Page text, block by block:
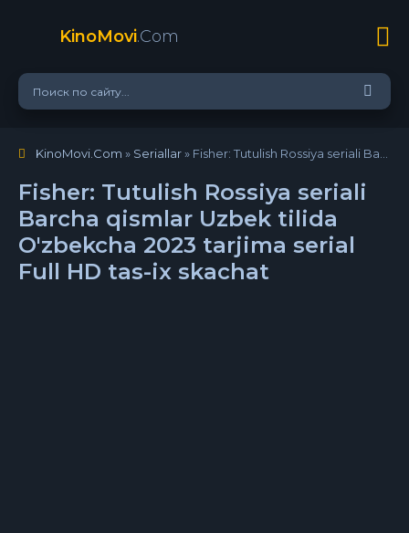
KinoMovi.Com
KinoMovi.Com » Seriallar» Fisher: Tutulish Rossiya seriali Barcha qismlar Uzbek tilida O'zbekcha 2023 tarjima serial Full HD tas-ix skachat
Fisher: Tutulish Rossiya seriali
Barcha qismlar Uzbek tilida
O'zbekcha 2023 tarjima serial
Full HD tas-ix skachat